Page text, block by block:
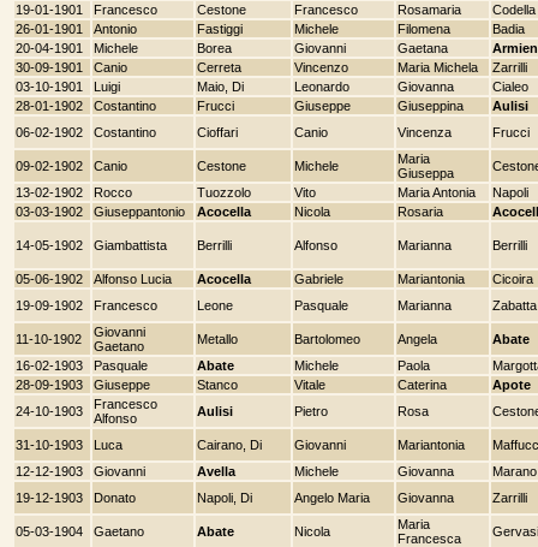
19-01-1901
Francesco Cestone Francesco Rosamaria
Codella
26-01-1901
Antonio Fastiggi Michele Filomena
Badia
20-04-1901
Michele Borea Giovanni Gaetana
30-09-1901
Canio Cerreta Vincenzo Maria Michela
Zarrilli
03-10-1901
Luigi Maio, Di Leonardo Giovanna
Cialeo
28-01-1902
Costantino Frucci Giuseppe Giuseppina
Aulisi
06-02-1902
Costantino Cioffari Canio Vincenza Frucci
09-02-1902 Canio Cestone Michele
Maria
Giuseppa
13-02-1902
Rocco Tuozzolo Vito Maria Antonia
Napoli
03-03-1902
Giuseppantonio Acocella Nicola Rosaria
14-05-1902 Giambattista Berrilli Alfonso Marianna Berrilli
05-06-1902 Alfonso Lucia Acocella Gabriele Mariantonia
Cicoira
19-09-1902
Francesco Leone Pasquale Marianna Zabatta
11-10-1902
Giovanni
Gaetano
Metallo Bartolomeo Angela
Abate
16-02-1903
Pasquale Abate Michele Paola
28-09-1903
Giuseppe Stanco Vitale Caterina
Apote
24-10-1903
Francesco
Alfonso
Aulisi Pietro Rosa
31-10-1903 Luca Cairano, Di Giovanni Mariantonia
12-12-1903
Giovanni Avella Michele Giovanna
Marano
19-12-1903
Donato Napoli, Di Angelo Maria Giovanna Zarrilli
05-03-1904 Gaetano Abate Nicola
Maria
Francesca
Gervasi